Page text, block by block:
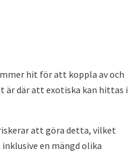
hit för att koppla av och
är där att exotiska kan hittas i
att göra detta, vilket
en mängd olika